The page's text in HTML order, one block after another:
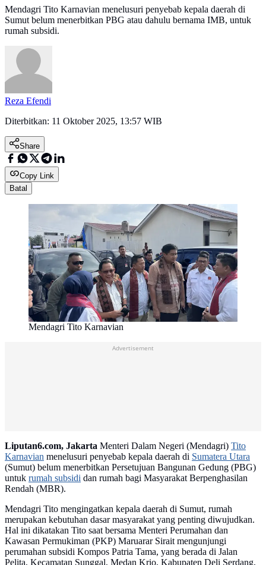
Mendagri Tito Karnavian menelusuri penyebab kepala daerah di
Sumut belum menerbitkan PBG atau dahulu bernama IMB, untuk
rumah subsidi.
Reza Efendi
Diterbitkan: 11 Oktober 2025, 13:57 WIB
Share
Copy Link
Batal
Mendagri Tito Karnavian
Advertisement
Liputan6.com, Jakarta Menteri Dalam Negeri (Mendagri) Tito
Karnavian menelusuri penyebab kepala daerah di Sumatera Utara
(Sumut) belum menerbitkan Persetujuan Bangunan Gedung (PBG)
untuk rumah subsidi dan rumah bagi Masyarakat Berpenghasilan
Rendah (MBR).
Mendagri Tito mengingatkan kepala daerah di Sumut, rumah
merupakan kebutuhan dasar masyarakat yang penting diwujudkan.
Hal ini dikatakan Tito saat bersama Menteri Perumahan dan
Kawasan Permukiman (PKP) Maruarar Sirait mengunjungi
perumahan subsidi Kompos Patria Tama, yang berada di Jalan
Pelita, Kecamatan Sunggal, Medan Krio, Kabupaten Deli Serdang,